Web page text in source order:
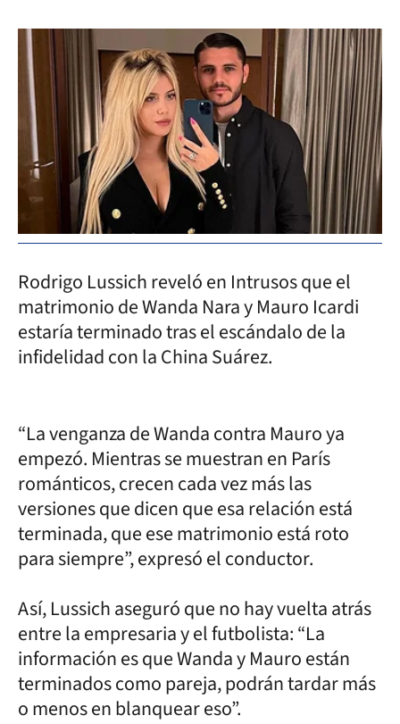
Rodrigo Lussich reveló en Intrusos que el
matrimonio de Wanda Nara y Mauro Icardi
estaría terminado tras el escándalo de la
infidelidad con la China Suárez.
“La venganza de Wanda contra Mauro ya
empezó. Mientras se muestran en París
románticos, crecen cada vez más las
versiones que dicen que esa relación está
terminada, que ese matrimonio está roto
para siempre”, expresó el conductor.
Así, Lussich aseguró que no hay vuelta atrás
entre la empresaria y el futbolista: “La
información es que Wanda y Mauro están
terminados como pareja, podrán tardar más
o menos en blanquear eso”.